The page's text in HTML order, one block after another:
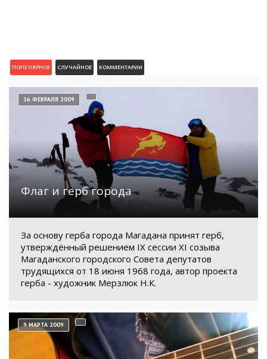
ПОПУЛЯРНОЕ СЛУЧАЙНОЕ КОММЕНТАРИИ
Флаг и герб города
16 ФЕВРАЛЯ 2009
За основу герба города Магадана принят герб,
утверждённый решением IX сессии XI созыва
Магаданского городского Совета депутатов
трудящихся от 18 июня 1968 года, автор проекта
герба - художник Мерзлюк Н.К.
9 МАРТА 2009